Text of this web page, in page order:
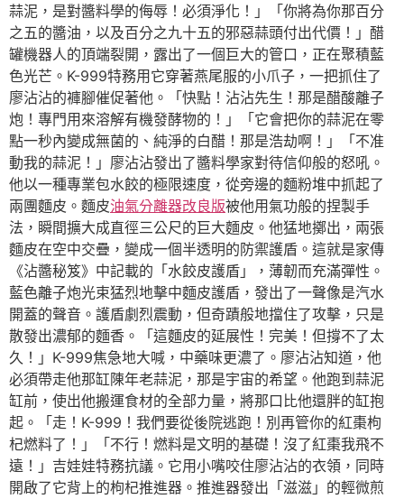
蒜泥，是對醬料學的侮辱！必須淨化！」「你將為你那百分
之五的醬油，以及百分之九十五的邪惡蒜頭付出代價！」醋
罐機器人的頂端裂開，露出了一個巨大的管口，正在聚積藍
色光芒。K-999特務用它穿著燕尾服的小爪子，一把抓住了
廖沾沾的褲腳催促著他。「快點！沾沾先生！那是醋酸離子
炮！專門用來溶解有機發酵物的！」「它會把你的蒜泥在零
點一秒內變成無菌的、純淨的白醋！那是浩劫啊！」「不准
動我的蒜泥！」廖沾沾發出了醬料學家對待信仰般的怒吼。
他以一種專業包水餃的極限速度，從旁邊的麵粉堆中抓起了
兩團麵皮。麵皮油氣分離器改良版被他用氣功般的捏製手
法，瞬間擴大成直徑三公尺的巨大麵皮。他猛地擲出，兩張
麵皮在空中交疊，變成一個半透明的防禦護盾。這就是家傳
《沾醬秘笈》中記載的「水餃皮護盾」，薄韌而充滿彈性。
藍色離子炮光束猛烈地擊中麵皮護盾，發出了一聲像是汽水
開蓋的聲音。護盾劇烈震動，但奇蹟般地擋住了攻擊，只是
散發出濃郁的麵香。「這麵皮的延展性！完美！但撐不了太
久！」K-999焦急地大喊，中藥味更濃了。廖沾沾知道，他
必須帶走他那缸陳年老蒜泥，那是宇宙的希望。他跑到蒜泥
缸前，使出他搬運食材的全部力量，將那口比他還胖的缸抱
起。「走！K-999！我們要從後院逃跑！別再管你的紅棗枸
杞燃料了！」「不行！燃料是文明的基礎！沒了紅棗我飛不
遠！」吉娃娃特務抗議。它用小嘴咬住廖沾沾的衣領，同時
開啟了它背上的枸杞推進器。推進器發出「滋滋」的輕微煎